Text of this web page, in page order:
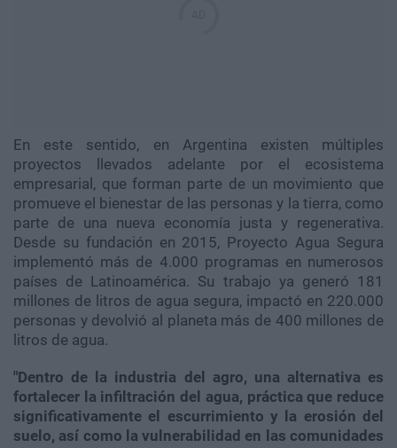
En este sentido, en Argentina existen múltiples
proyectos llevados adelante por el ecosistema
empresarial, que forman parte de un movimiento que
promueve el bienestar de las personas y la tierra, como
parte de una nueva economía justa y regenerativa.
Desde su fundación en 2015, Proyecto Agua Segura
implementó más de 4.000 programas en numerosos
países de Latinoamérica. Su trabajo ya generó 181
millones de litros de agua segura, impactó en 220.000
personas y devolvió al planeta más de 400 millones de
litros de agua.
"Dentro de la industria del agro, una alternativa es
fortalecer la infiltración del agua, práctica que reduce
significativamente el escurrimiento y la erosión del
suelo, así como la vulnerabilidad en las comunidades